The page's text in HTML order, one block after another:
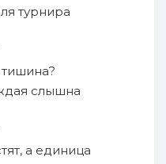
турнира
слышна
а единица